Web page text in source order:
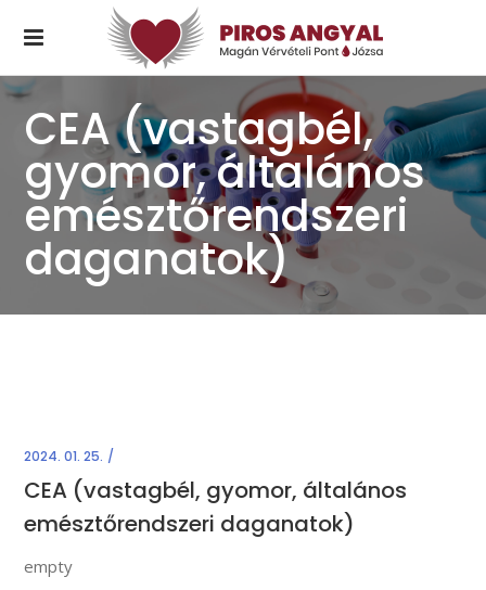
CEA (vastagbél,
gyomor, általános
emésztőrendszeri
daganatok)
2024. 01. 25.
CEA (vastagbél, gyomor, általános
emésztőrendszeri daganatok)
empty